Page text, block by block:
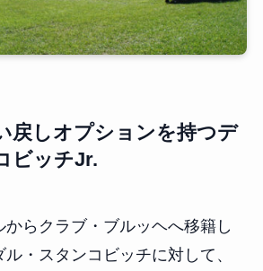
戻しオプションを持つデ
ビッチJr.
らクラブ・ブルッヘへ移籍し
・スタンコビッチに対して、